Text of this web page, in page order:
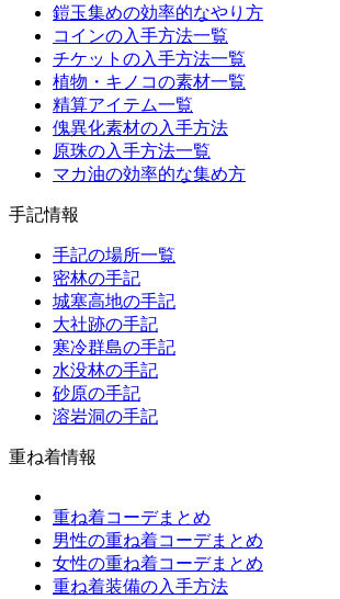
鎧玉集めの効率的なやり方
コインの入手方法一覧
チケットの入手方法一覧
植物・キノコの素材一覧
精算アイテム一覧
傀異化素材の入手方法
原珠の入手方法一覧
マカ油の効率的な集め方
手記情報
手記の場所一覧
密林の手記
城塞高地の手記
大社跡の手記
寒冷群島の手記
水没林の手記
砂原の手記
溶岩洞の手記
重ね着情報
重ね着コーデまとめ
男性の重ね着コーデまとめ
女性の重ね着コーデまとめ
重ね着装備の入手方法